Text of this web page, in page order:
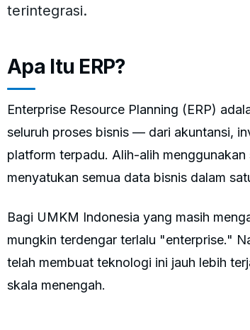
terintegrasi.
Apa Itu ERP?
Enterprise Resource Planning (ERP)
seluruh proses bisnis — dari akuntansi,
platform terpadu. Alih-alih
menyatukan semua data bisnis dalam
Bagi UMKM Indonesia yang masih
mungkin terdengar terlalu "enterprise."
telah membuat teknologi ini jauh lebih
skala menengah.